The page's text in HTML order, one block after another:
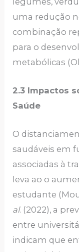
uma redução
combinação
para o
metabólicas
2.3 Impactos
Saúde
O
saudáveis em
associadas à
leva ao o
estudante
al. (2022), a
entre
indicam que